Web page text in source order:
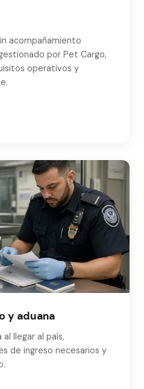
acompañamiento
por Pet Cargo,
operativos y
y aduana
llegar al país,
de ingreso necesarios y